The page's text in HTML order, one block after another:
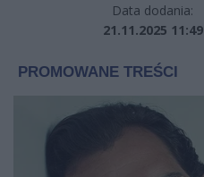
Data dodania:
21.11.2025 11:49